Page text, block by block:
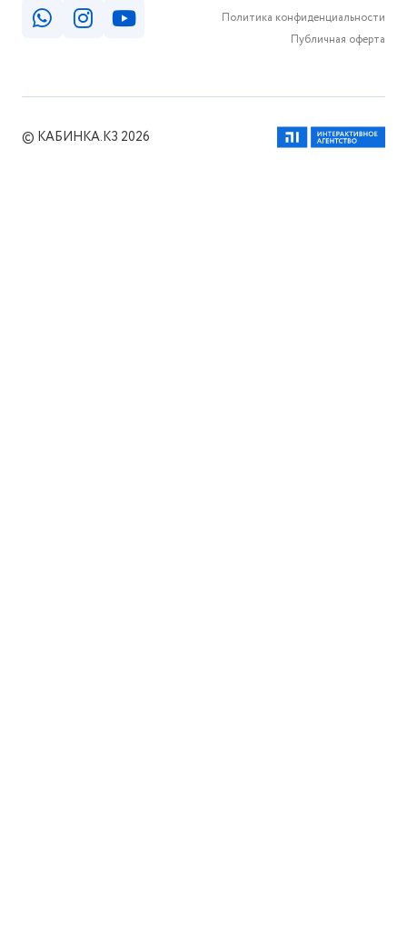
Политика конфиденциальности
Публичная оферта
© КАБИНКА.КЗ 2026